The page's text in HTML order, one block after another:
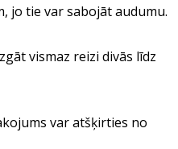
jo tie var sabojāt audumu.
vismaz reizi divās līdz
var atšķirties no